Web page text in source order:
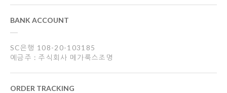
BANK ACCOUNT
SC은행 108-20-103185
예금주 : 주식회사 메가룩스조명
ORDER TRACKING